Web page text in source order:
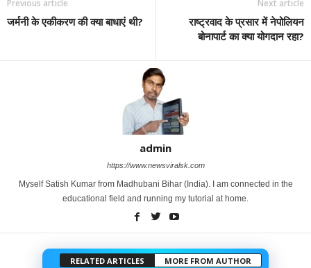
Previous article
जर्मनी के एकीकरण की क्या बाधाएं थी?
Next article
राष्ट्रवाद के प्रसार में नेपोलियन
बोनापार्ट का क्या योगदान रहा?
admin
https://www.newsviralsk.com
Myself Satish Kumar from Madhubani Bihar (India). I am connected in the
educational field and running my tutorial at home.
RELATED ARTICLES MORE FROM AUTHOR